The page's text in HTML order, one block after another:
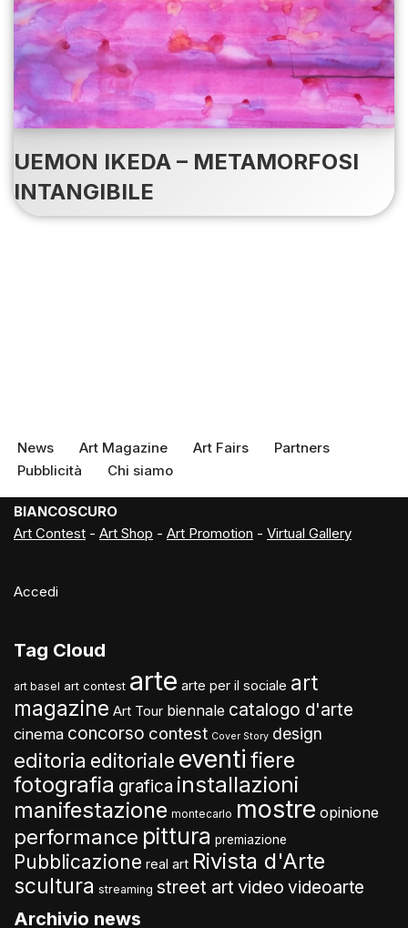
UEMON IKEDA – METAMORFOSI
INTANGIBILE
News Art Magazine Art Fairs
Partners
Pubblicità
Chi siamo
BIANCOSCURO
Art Contest - Art Shop - Art Promotion - Virtual Gallery
Accedi
Tag Cloud
art basel art contest arte arte per il sociale art
magazine Art Tour biennale catalogo d'arte
cinema concorso contest Cover Story design
editoria editoriale eventi fiere
fotografia grafica installazioni
manifestazione montecarlo mostre opinione
performance pittura premiazione
Pubblicazione real art Rivista d'Arte
scultura streaming street art video videoarte
Archivio news